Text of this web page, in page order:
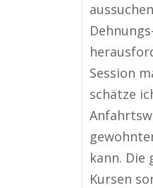
Session
schätze
kann. Die
Kursen